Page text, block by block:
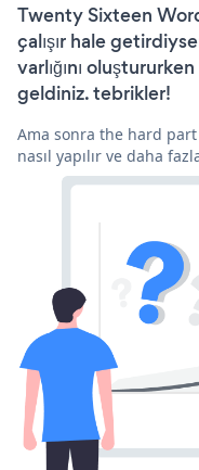
Twenty Sixteen
çalışır hale
varlığını
geldiniz. tebrikler!
Ama sonra the hard
nasıl yapılır ve daha